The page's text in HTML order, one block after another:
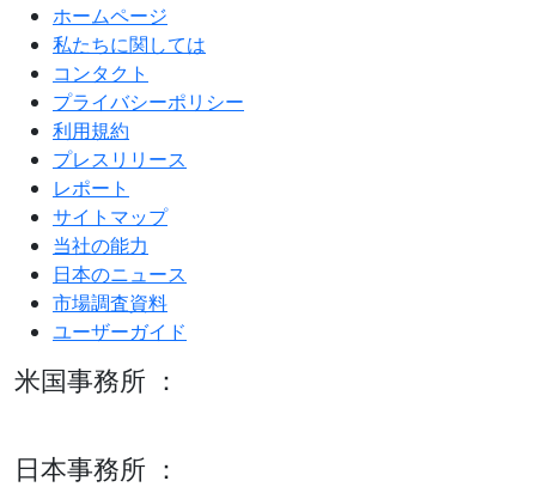
ホームページ
私たちに関しては
コンタクト
プライバシーポリシー
利用規約
プレスリリース
レポート
サイトマップ
当社の能力
日本のニュース
市場調査資料
ユーザーガイド
米国事務所 ：
日本事務所 ：